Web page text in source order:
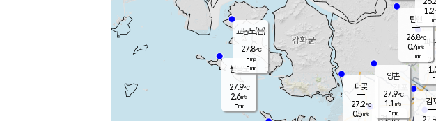
볼음도
27.9℃
2.6m/s
-mm
경서동
파
-
대곶
27.2℃
0.5m/s
탄현
26.8℃
0.4m/s
-mm
김
양촌
27.9℃
1.1 m/s
-mm
교동도(음)
27.8℃
-m/s
-mm
1.2
-